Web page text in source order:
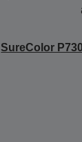
SureColor